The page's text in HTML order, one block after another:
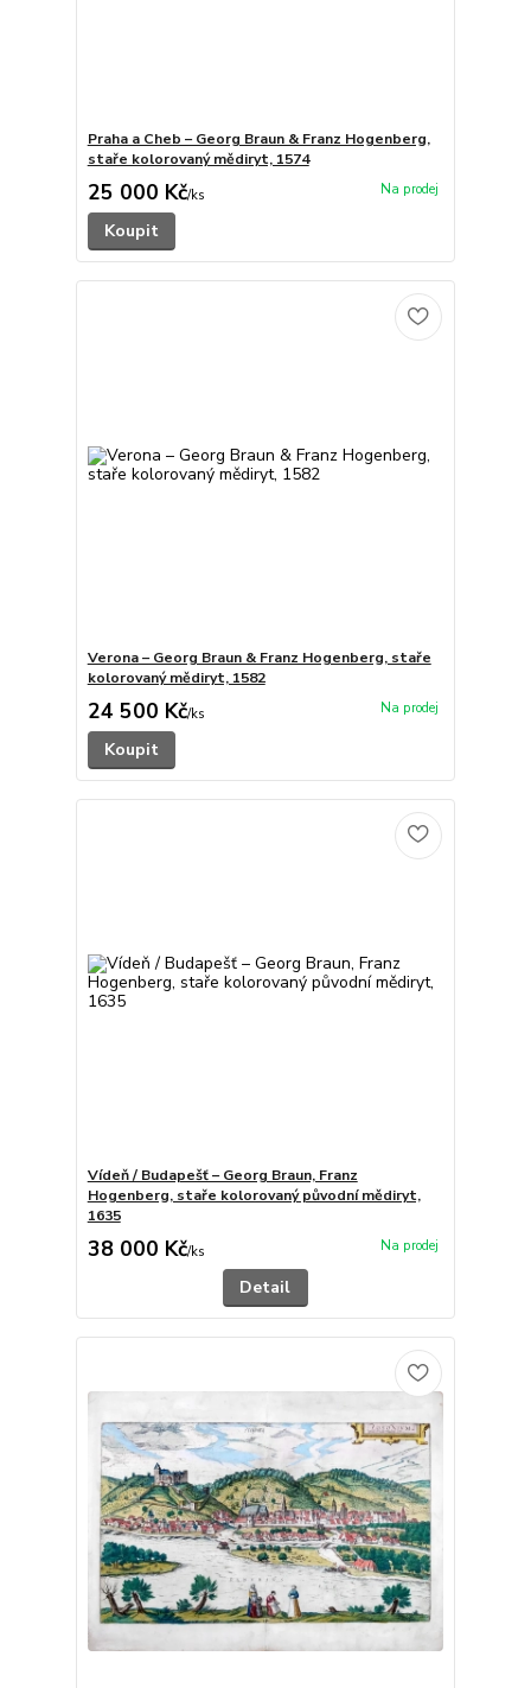
Praha a Cheb – Georg Braun & Franz Hogenberg,
staře kolorovaný mědiryt, 1574
25 000 Kč/ks
Koupit
Verona – Georg Braun & Franz Hogenberg, staře
kolorovaný mědiryt, 1582
24 500 Kč/ks
Koupit
Vídeň / Budapešť – Georg Braun, Franz
Hogenberg, staře kolorovaný původní mědiryt,
1635
38 000 Kč/ks
Detail